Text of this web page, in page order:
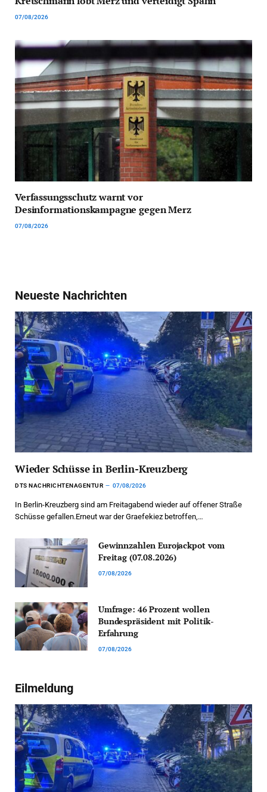
07/08/2026
Verfassungsschutz warnt vor
Desinformationskampagne gegen Merz
07/08/2026
Neueste Nachrichten
Wieder Schüsse in Berlin-Kreuzberg
DTS NACHRICHTENAGENTUR 07/08/2026
In Berlin-Kreuzberg sind am Freitagabend wieder auf offener Straße
Schüsse gefallen.Erneut war der Graefekiez betroffen,…
Gewinnzahlen Eurojackpot vom
Freitag (07.08.2026)
07/08/2026
Umfrage: 46 Prozent wollen
Bundespräsident mit Politik-
Erfahrung
07/08/2026
Eilmeldung